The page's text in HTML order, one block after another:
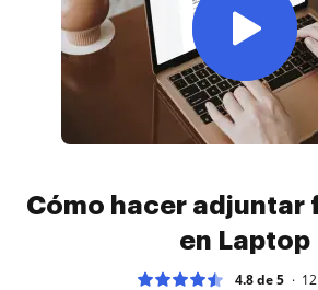
Cómo hacer adjuntar
en Laptop
4.8 de 5 12